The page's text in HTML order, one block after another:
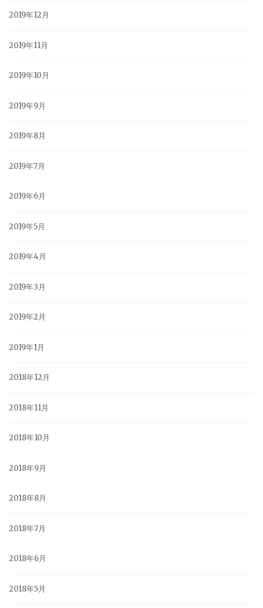
2019年12月
2019年11月
2019年10月
2019年9月
2019年8月
2019年7月
2019年6月
2019年5月
2019年4月
2019年3月
2019年2月
2019年1月
2018年12月
2018年11月
2018年10月
2018年9月
2018年8月
2018年7月
2018年6月
2018年5月